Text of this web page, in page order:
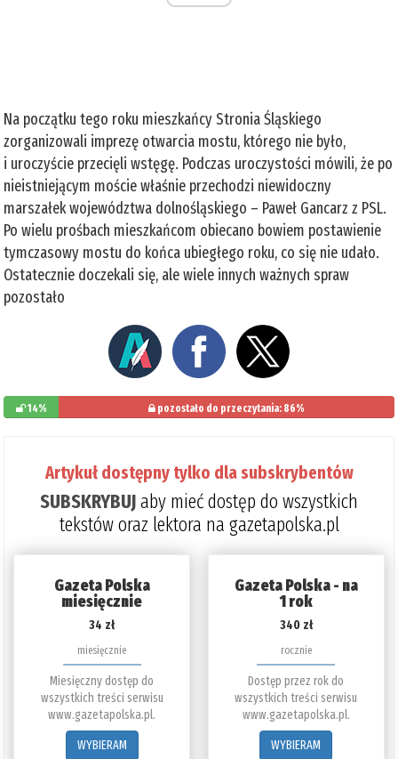
Na początku tego roku mieszkańcy Stronia Śląskiego
zorganizowali imprezę otwarcia mostu, którego nie było,
i uroczyście przecięli wstęgę. Podczas uroczystości mówili, że po
nieistniejącym moście właśnie przechodzi niewidoczny
marszałek województwa dolnośląskiego – Paweł Gancarz z PSL.
Po wielu prośbach mieszkańcom obiecano bowiem postawienie
tymczasowy mostu do końca ubiegłego roku, co się nie udało.
Ostatecznie doczekali się, ale wiele innych ważnych spraw
pozostało
14% pozostało do przeczytania: 86%
Artykuł dostępny tylko dla subskrybentów
SUBSKRYBUJaby mieć dostęp do wszystkich
tekstów oraz lektora na gazetapolska.pl
Gazeta Polska
miesięcznie
34 zł
miesięcznie
Miesięczny dostęp do
wszystkich treści serwisu
www.gazetapolska.pl.
WYBIERAM
Gazeta Polska - na
1 rok
340 zł
rocznie
Dostęp przez rok do
wszystkich treści serwisu
www.gazetapolska.pl.
WYBIERAM